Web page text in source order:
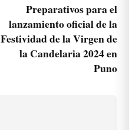
Preparativos para el
lanzamiento oficial de la
Festividad de la Virgen de
la Candelaria 2024 en
Puno